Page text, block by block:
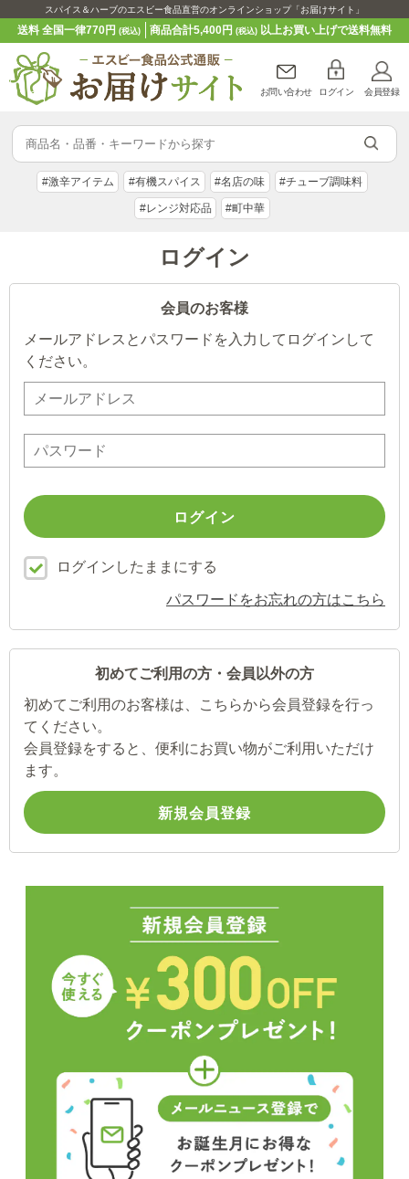
スパイス＆ハーブのエスビー食品直営のオンラインショップ「お届けサイト」
送料 全国一律770円(税込) 商品合計5,400円 (税込)以上お買い上げで送料無料
お問い合わせ ログイン 会員登録
#激辛アイテム #有機スパイス #名店の味 #チューブ調味料
#レンジ対応品 #町中華
ログイン
会員のお客様
メールアドレスとパスワードを入力してログインして
ください。
ログインしたままにする
パスワードをお忘れの方はこちら
初めてご利用の方・会員以外の方
初めてご利用のお客様は、こちらから会員登録を行っ
てください。
会員登録をすると、便利にお買い物がご利用いただけ
ます。